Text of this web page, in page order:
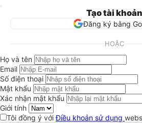
Tạo tài khoản
Đăng ký bằng
HOẶC
Họ và tên
Email
Số điện thoại
Mật khẩu
Xác nhận mật khẩu
Giới tính
Tôi đồng ý vớiĐiều khoản sử dụng